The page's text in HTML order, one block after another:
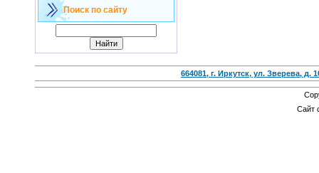
Поиск по сайту
664081, г. Иркутск, ул. Зверева, д.
Сайт